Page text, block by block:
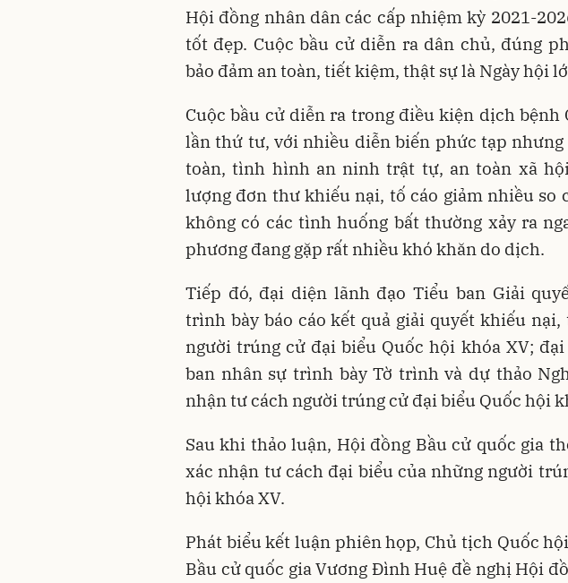
Hội đồng nhân dân các cấp nhiệm kỳ 2021-
tốt đẹp. Cuộc bầu cử diễn ra dân chủ, đúng
bảo đảm an toàn, tiết kiệm, thật sự là Ngày hội
Cuộc bầu cử diễn ra trong điều kiện dịch bệnh
lần thứ tư, với nhiều diễn biến phức tạp nhưng
toàn, tình hình an ninh trật tự, an toàn xã
lượng đơn thư khiếu nại, tố cáo giảm nhiều so
không có các tình huống bất thường xảy ra
phương đang gặp rất nhiều khó khăn do dịch.
Tiếp đó, đại diện lãnh đạo Tiểu ban Giải
trình bày báo cáo kết quả giải quyết khiếu
người trúng cử đại biểu Quốc hội khóa XV;
ban nhân sự trình bày Tờ trình và dự thảo
nhận tư cách người trúng cử đại biểu Quốc hội
Sau khi thảo luận, Hội đồng Bầu cử quốc gia
xác nhận tư cách đại biểu của những người
hội khóa XV.
Phát biểu kết luận phiên họp, Chủ tịch Quốc
Bầu cử quốc gia Vương Đình Huệ đề nghị Hội